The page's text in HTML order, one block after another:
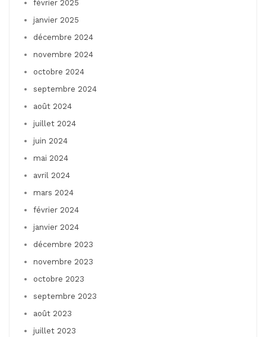
février 2025
janvier 2025
décembre 2024
novembre 2024
octobre 2024
septembre 2024
août 2024
juillet 2024
juin 2024
mai 2024
avril 2024
mars 2024
février 2024
janvier 2024
décembre 2023
novembre 2023
octobre 2023
septembre 2023
août 2023
juillet 2023